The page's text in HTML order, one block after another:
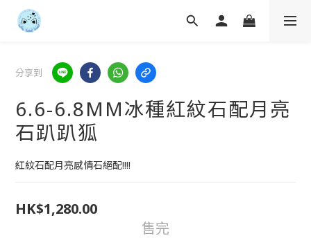
分享到
6.6-6.8MM冰種紅紋石配月亮
石趴趴狐
紅紋石配月亮感情石絕配!!!!
HK$1,280.00
售完